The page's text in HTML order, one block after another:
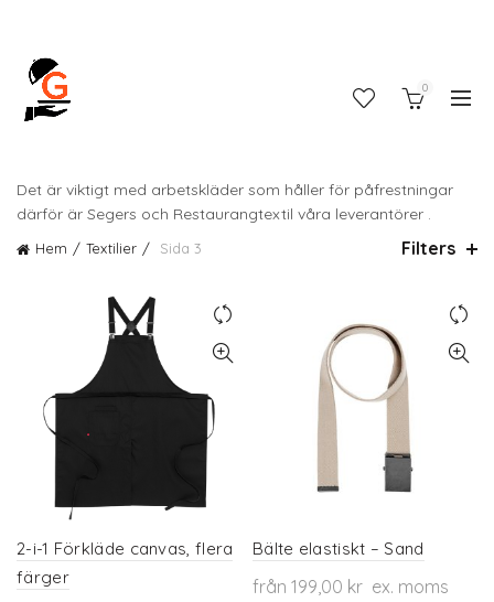
0
Det är viktigt med arbetskläder som håller för påfrestningar
därför är Segers och Restaurangtextil våra leverantörer .
Hem Textilier Sida 3 Filters
2-i-1 Förkläde canvas, flera
färger
Bälte elastiskt – Sand
från 199,00 kr ex. moms